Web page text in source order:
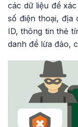
các dữ liệu để
số điện thoại, địa
ID, thông tin thẻ
danh để lừa đảo,